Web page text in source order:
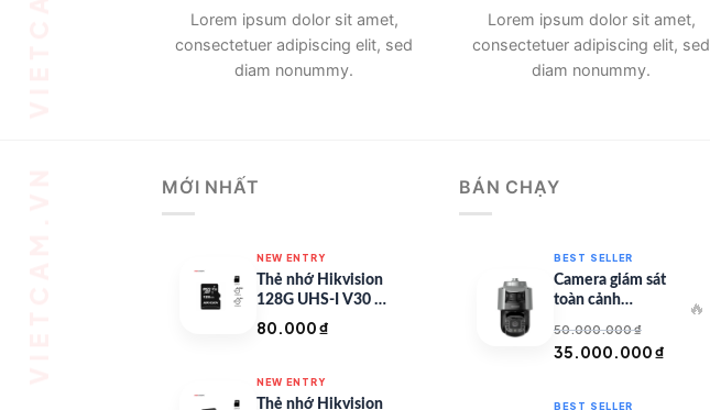
Lorem ipsum dolor sit amet,
consectetuer adipiscing elit, sed
diam nonummy.
Lorem ipsum dolor sit amet,
consectetuer adipiscing elit, sed
diam nonummy.
MỚI NHẤT
NEW ENTRY
Thẻ nhớ Hikvision
128G UHS-I V30 –
HS-TF-C1/128G
80.000₫
NEW ENTRY
Thẻ nhớ Hikvision
BÁN CHẠY
BEST SELLER
Camera giám sát
toàn cảnh
50.000.000₫
Giá
là:
35.000.000₫
🔥
BEST SELLER